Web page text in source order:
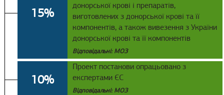
15%
донорської крові і препаратів,
виготовлених з донорської крові та її
компонентів, а також вивезення з України
донорської крові та її компонентів
Відповідальні: МОЗ
10%
Проект постанови опрацьовано з
експертами ЄС
Відповідальні: МОЗ